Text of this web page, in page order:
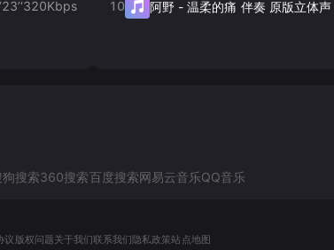
320Kbps 10 阿野-温柔的痛 伴奏 原版立体声
狗搜索360搜索百度搜索网易云音乐QQ音乐
议 版权问题关于我们联系我们 隐私政策站点地图